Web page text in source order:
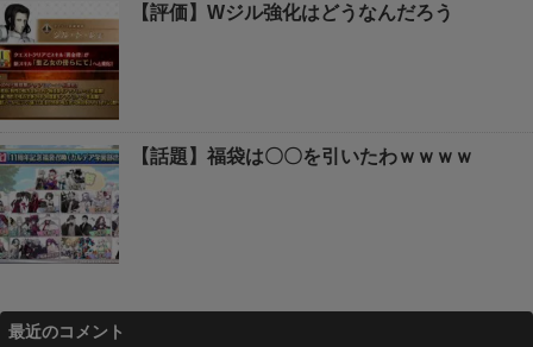
【評価】Wジル強化はどうなんだろう
【話題】福袋は〇〇を引いたわｗｗｗｗ
最近のコメント